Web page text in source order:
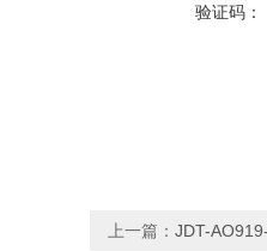
验证码：
上一篇： JDT-